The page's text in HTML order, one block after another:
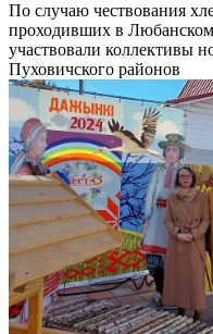
По случаю чествования
проходивших в
участвовали коллективы
Пуховичского районов